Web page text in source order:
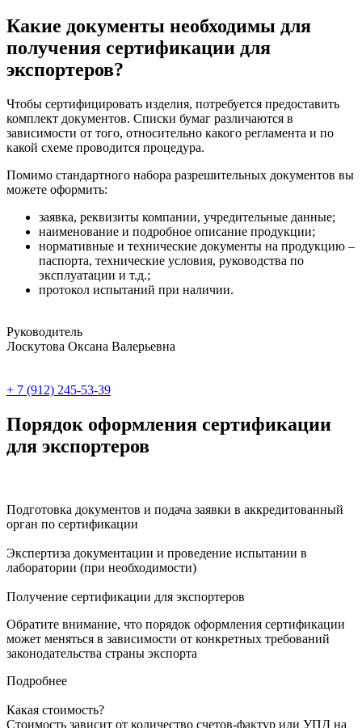
Какие документы необходимы для
получения сертификации для
экспортеров?
Чтобы сертифицировать изделия, потребуется предоставить
комплект документов. Списки бумаг различаются в
зависимости от того, относительно какого регламента и по
какой схеме проводится процедура.
Помимо стандартного набора разрешительных документов вы
можете оформить:
заявка, реквизиты компании, учредительные данные;
наименование и подробное описание продукции;
нормативные и технические документы на продукцию –
паспорта, технические условия, руководства по
эксплуатации и т.д.;
протокол испытаний при наличии.
Руководитель
Лоскутова Оксана Валерьевна
+ 7 (912) 245-53-39
Порядок оформления сертификации
для экспортеров
Подготовка документов и подача заявки в аккредитованный
орган по сертификации
Экспертиза документации и проведение испытании в
лаборатории (при необходимости)
Получение сертификации для экспортеров
Обратите внимание, что порядок оформления сертификации
может меняться в зависимости от конкретных требований
законодательства страны экспорта
Подробнее
Какая стоимость?
Стоимость зависит от количество счетов-фактур или УПД на